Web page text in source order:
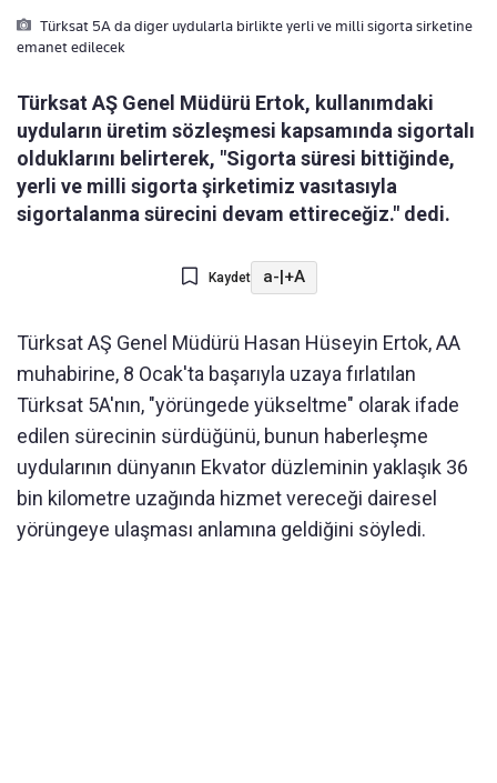
Türksat 5A da diger uydularla birlikte yerli ve milli sigorta sirketine
emanet edilecek
Türksat AŞ Genel Müdürü Ertok, kullanımdaki
uyduların üretim sözleşmesi kapsamında sigortalı
olduklarını belirterek, "Sigorta süresi bittiğinde,
yerli ve milli sigorta şirketimiz vasıtasıyla
sigortalanma sürecini devam ettireceğiz." dedi.
Kaydet a- +A
Türksat AŞ Genel Müdürü Hasan Hüseyin Ertok, AA
muhabirine, 8 Ocak'ta başarıyla uzaya fırlatılan
Türksat 5A'nın, "yörüngede yükseltme" olarak ifade
edilen sürecinin sürdüğünü, bunun haberleşme
uydularının dünyanın Ekvator düzleminin yaklaşık 36
bin kilometre uzağında hizmet vereceği dairesel
yörüngeye ulaşması anlamına geldiğini söyledi.